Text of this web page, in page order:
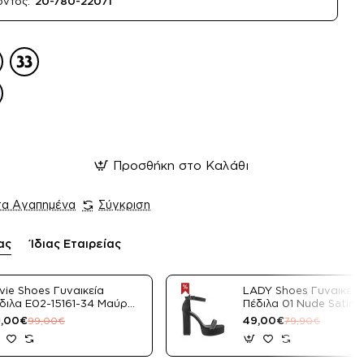
Προσθήκη στο Καλάθι
Αγαπημένα Σύγκριση
Ίδιας Εταιρείας
Shoes Γυναικεία
E02-15161-34 Μαύρο
99,00€
LADY Shoes Γυναικεία
Πέδιλα 01 Nude Satin
49,00€79,90€